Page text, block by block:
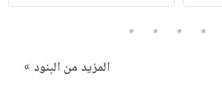
2
3
4
5
المزيد من البنود »